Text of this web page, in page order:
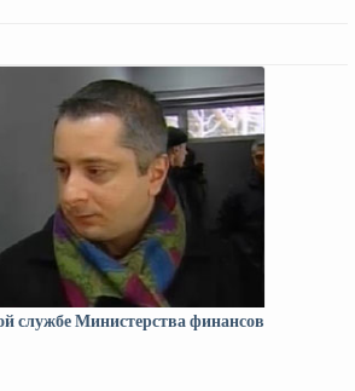
службе Министерства финансов